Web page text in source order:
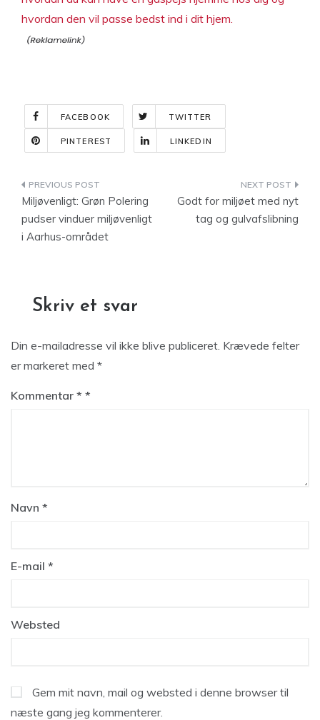
hvordan den vil passe bedst ind i dit hjem.
FACEBOOK TWITTER
PINTEREST LINKEDIN
Indlægsnavigation
Miljøvenligt: Grøn Polering
pudser vinduer miljøvenligt
i Aarhus-området
Godt for miljøet med nyt
tag og gulvafslibning
Skriv et svar
Din e-mailadresse vil ikke blive publiceret. Krævede felter
er markeret med *
Kommentar *
Navn *
E-mail *
Websted
Gem mit navn, mail og websted i denne browser til
næste gang jeg kommenterer.